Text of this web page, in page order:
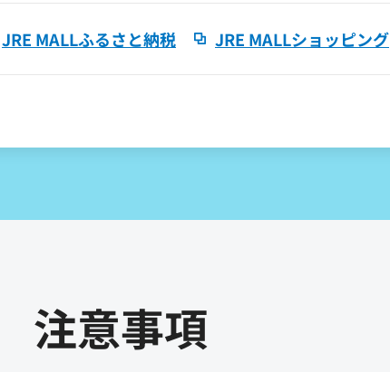
JRE MALLふるさと納税 JRE MALLショッピング
注意事項